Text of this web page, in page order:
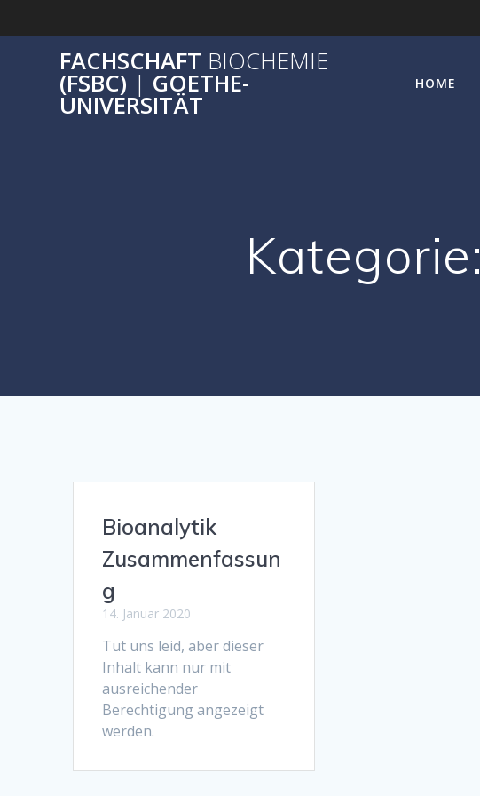
Inhalt
FACHSCHAFT BIOCHEMIE
(FSBC) | GOETHE-
UNIVERSITÄT
HOME
Kategorie:
Bioanalytik
Zusammenfassun
g
14. Januar 2020
Tut uns leid, aber dieser
Inhalt kann nur mit
ausreichender
Berechtigung angezeigt
werden.